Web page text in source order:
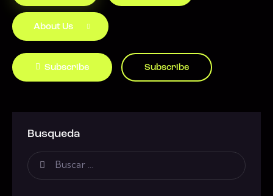
About Us
Subscribe Subscribe
Busqueda